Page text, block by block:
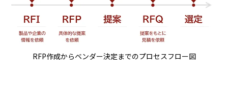
RFP作成からベンダー決定までのプロセスフロー図